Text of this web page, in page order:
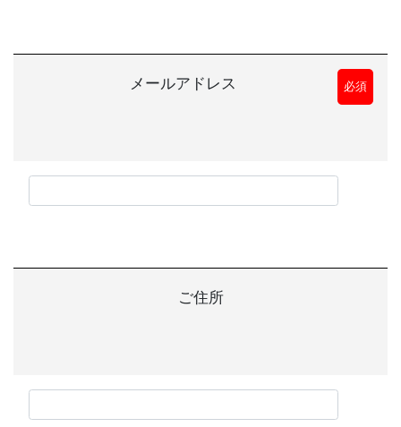
メールアドレス 必須
ご住所